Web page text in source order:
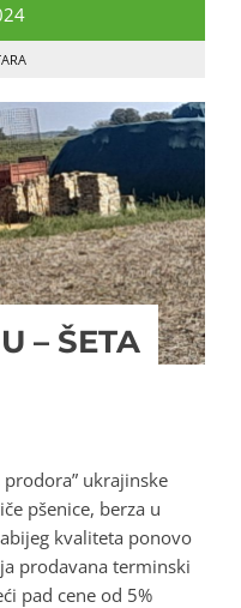
– ŠETA
prodora” ukrajinske
pšenice, berza u
kvaliteta ponovo
prodavana terminski
pad cene od 5%